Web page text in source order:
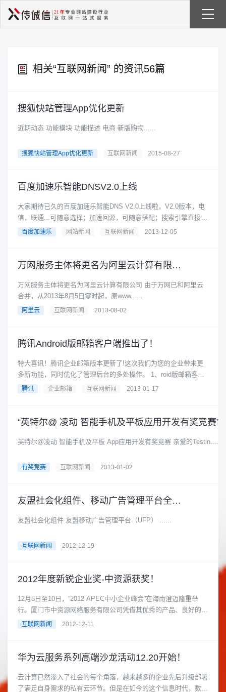
相关“ 互联网新闻” 的资讯56篇
搜狐快站管理App优化更新
近期动态 功能模块 功能描述 电商 新版购物......
搜狐快站管理App优化更新 互联网新闻 2015-08-27
百度加速乐智能DNSV2.0上线
大家期待已久的百度加速乐智能DNS V2.0上线啦，V2.0版本，电
信，联通...可随意选择；加速回源，可随意搭配；搜索引擎直接取
源。从这一......
百度加速乐 网站新闻 互联网新闻 2013-12-05
万网服务主体将更名为阿里云计算有限公司。
万网服务主体将更名为阿里云计算有限公司 由于万网已和阿里云
合并，从2013年8月5日零时起，原www......
阿里云 互联网新闻 2013-08-02
腾讯Android版邮箱客户端推出了！
特大喜讯！腾讯企业邮箱版本更新了!这次我们为您的企业带来更
多新功能，同时优化了管理后台的多处操作。 1、roid版邮箱客户
端推出 现在，QQ......
腾讯 企业邮箱 互联网新闻 2013-01-17
英特尔@凌动 智能手机及平板 App应用开发有奖竞赛 亲爱的Testin......
有奖竞赛 互联网新闻 2013-01-02
友盟社会化组件、移动广告管理平台全新上线！
友盟社会化组件 友盟移动广告管理平台（UFP） ......
互联网新闻 2012-12-19
2012年度新锐企业奖-中资源获奖！
12月8日至10日，“2012 APEC中小企业峰会”在海南澄迈隆重举
行。厦门市中资源网络服务有限公司凭借其优秀的产品、良好的服
务质量及市场......
互联网新闻 2012-12-11
华为云服务系列高端沙龙活动12.20开始！
云计算已然渗入了社会的每个角落，越来越多的企业先后升级部署
了满足自身需求的私有云环节。但是在如今的这个信息时代，数据